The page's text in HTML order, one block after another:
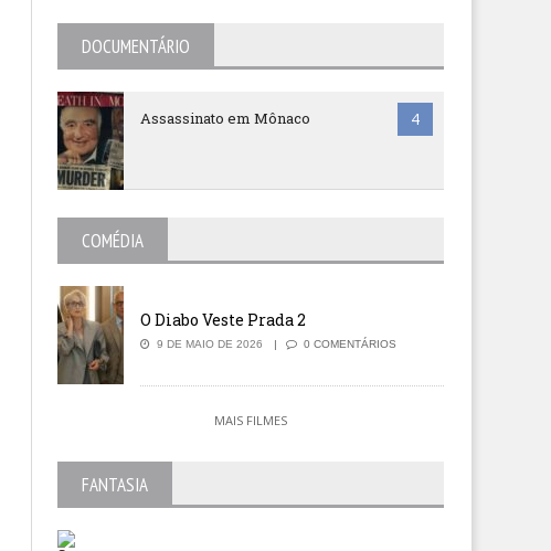
DOCUMENTÁRIO
Assassinato em Mônaco 4
COMÉDIA
O Diabo Veste Prada 2
9 DE MAIO DE 2026 0 COMENTÁRIOS
MAIS FILMES
FANTASIA